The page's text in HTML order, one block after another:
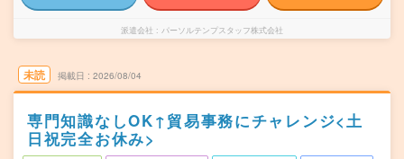
派遣会社 パーソルテンプスタッフ株式会社
未読 掲載日 2026/08/04
専門知識なしOK↑貿易事務にチャレンジ<土
日祝完全お休み>